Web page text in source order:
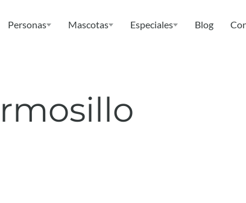
Personas Mascotas Especiales Blog